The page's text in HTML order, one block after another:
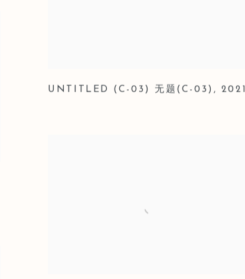
UNTITLED (C-03) 无题(C-03) , 2021